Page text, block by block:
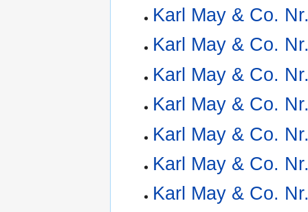
Karl May & Co.
Karl May & Co.
Karl May & Co.
Karl May & Co.
Karl May & Co.
Karl May & Co.
Karl May & Co.